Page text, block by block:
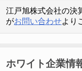
江戸旭株式会社の決
がお問い合わせより
ホワイト企業情